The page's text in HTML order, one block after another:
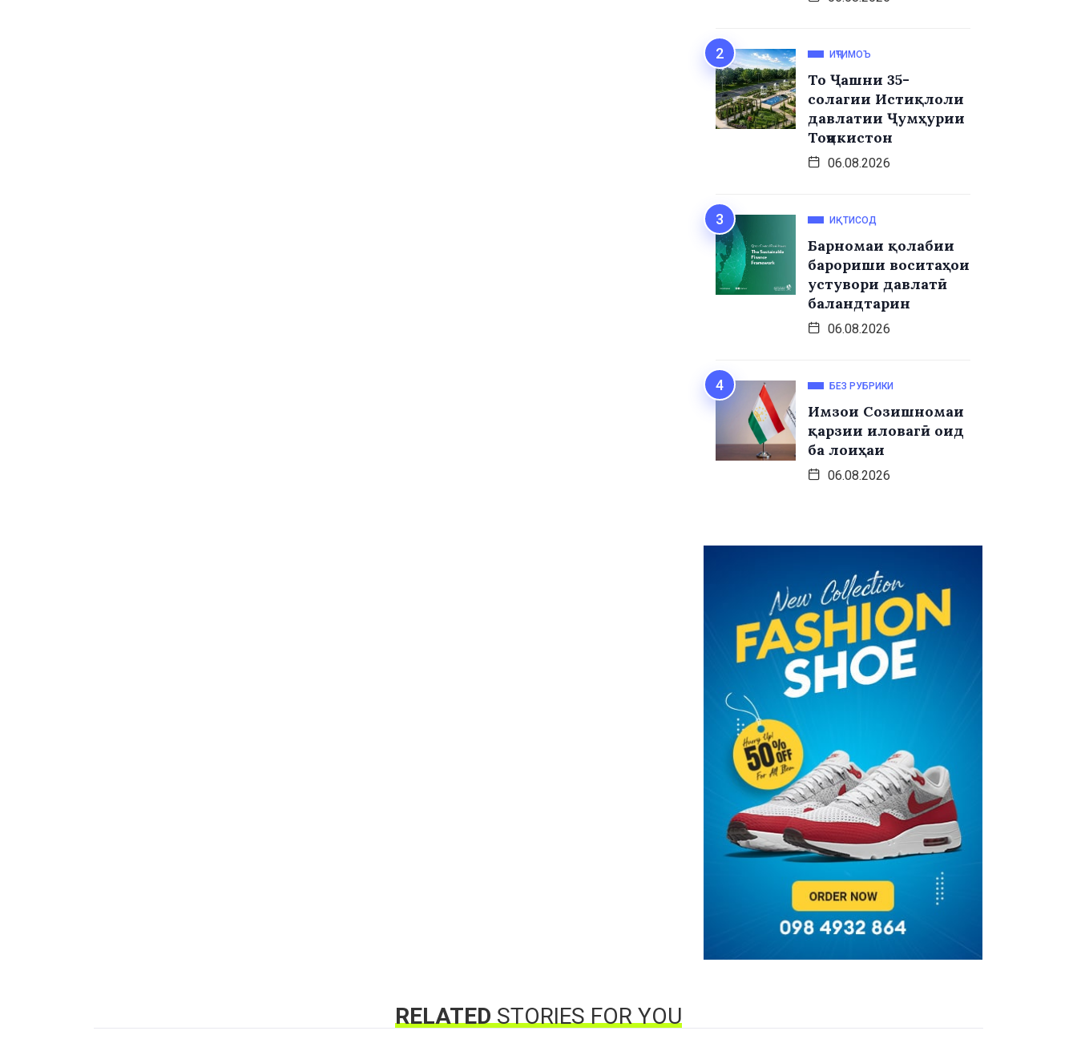
ИҶТИМОЪ
То Ҷашни 35-
солагии Истиқлоли
давлатии Ҷумҳурии
Тоҷикистон
06.08.2026
ИҚТИСОД
Барномаи қолабии
барориши воситаҳои
устувори давлатӣ
баландтарин
06.08.2026
БЕЗ РУБРИКИ
Имзои Созишномаи
қарзии иловагӣ оид
ба лоиҳаи
06.08.2026
RELATEDSTORIES FOR YOU